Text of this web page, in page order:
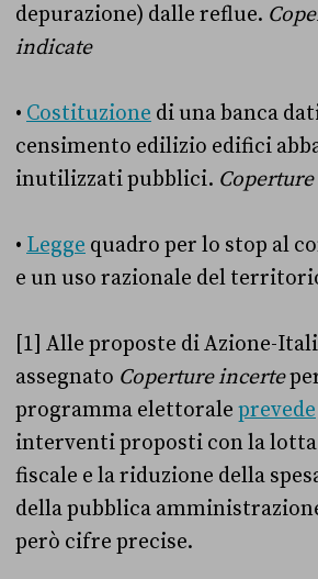
depurazione) dalle reflue.
indicate
• Costituzione di una banca
censimento edilizio edifici
inutilizzati pubblici.
• Legge quadro per lo stop al
e un uso razionale del
[1] Alle proposte di Azione-
assegnato Coperture incerte
programma elettorale prevede
interventi proposti con la lotta
fiscale e la riduzione della
della pubblica
però cifre precise.